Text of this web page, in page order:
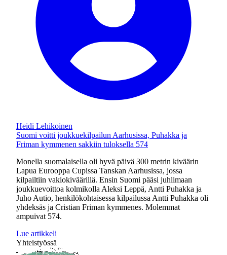
Heidi Lehikoinen
Suomi voitti joukkuekilpailun Aarhusissa, Puhakka ja
Friman kymmenen sakkiin tuloksella 574
Monella suomalaisella oli hyvä päivä 300 metrin kiväärin
Lapua Eurooppa Cupissa Tanskan Aarhusissa, jossa
kilpailtiin vakiokiväärillä. Ensin Suomi pääsi juhlimaan
joukkuevoittoa kolmikolla Aleksi Leppä, Antti Puhakka ja
Juho Autio, henkilökohtaisessa kilpailussa Antti Puhakka oli
yhdeksäs ja Cristian Friman kymmenes. Molemmat
ampuivat 574.
Lue artikkeli
Yhteistyössä